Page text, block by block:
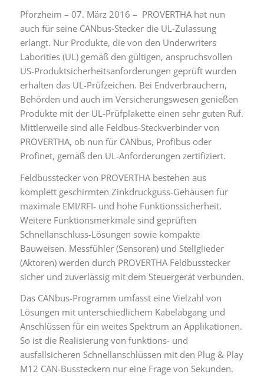
Pforzheim – 07. März 2016 – PROVERTHA hat nun
auch für seine CANbus-Stecker die UL-Zulassung
erlangt. Nur Produkte, die von den Underwriters
Laborities (UL) gemäß den gültigen, anspruchsvollen
US-Produktsicherheitsanforderungen geprüft wurden
erhalten das UL-Prüfzeichen. Bei Endverbrauchern,
Behörden und auch im Versicherungswesen genießen
Produkte mit der UL-Prüfplakette einen sehr guten Ruf.
Mittlerweile sind alle Feldbus-Steckverbinder von
PROVERTHA, ob nun für CANbus, Profibus oder
Profinet, gemäß den UL-Anforderungen zertifiziert.
Feldbusstecker von PROVERTHA bestehen aus
komplett geschirmten Zinkdruckguss-Gehäusen für
maximale EMI/RFI- und hohe Funktionssicherheit.
Weitere Funktionsmerkmale sind geprüften
Schnellanschluss-Lösungen sowie kompakte
Bauweisen. Messfühler (Sensoren) und Stellglieder
(Aktoren) werden durch PROVERTHA Feldbusstecker
sicher und zuverlässig mit dem Steuergerät verbunden.
Das CANbus-Programm umfasst eine Vielzahl von
Lösungen mit unterschiedlichem Kabelabgang und
Anschlüssen für ein weites Spektrum an Applikationen.
So ist die Realisierung von funktions- und
ausfallsicheren Schnellanschlüssen mit den Plug & Play
M12 CAN-Bussteckern nur eine Frage von Sekunden.